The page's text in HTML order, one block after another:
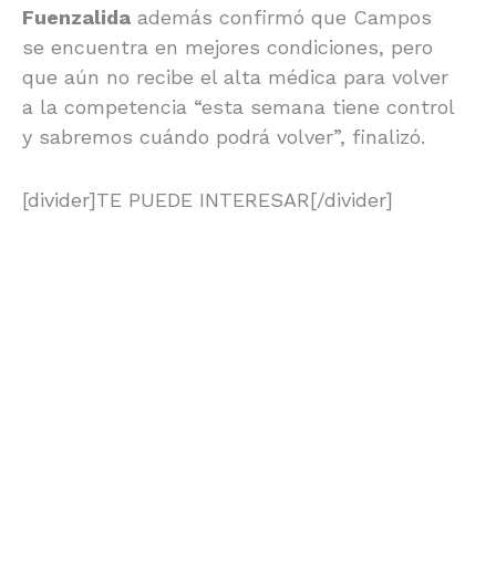
Fuenzalida además confirmó que Campos
se encuentra en mejores condiciones, pero
que aún no recibe el alta médica para volver
a la competencia “esta semana tiene control
y sabremos cuándo podrá volver”, finalizó.
[divider]TE PUEDE INTERESAR[/divider]